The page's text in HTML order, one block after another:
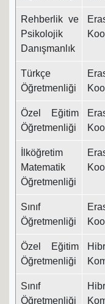
Rehberlik ve
Psikolojik
Danışmanlık
Türkçe
Öğretmenliği
Özel Eğitim
Öğretmenliği
İlköğretim
Matematik
Öğretmenliği
Sınıf
Öğretmenliği
Özel Eğitim
Öğretmenliği
Sınıf
Öğretmenliği